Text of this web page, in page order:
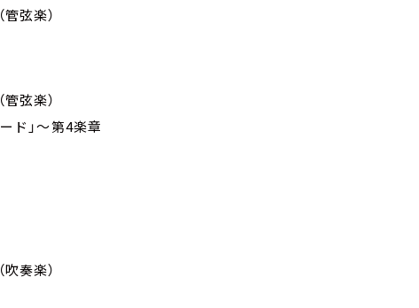
弦楽）
弦楽）
ド」～第4楽章
奏楽）